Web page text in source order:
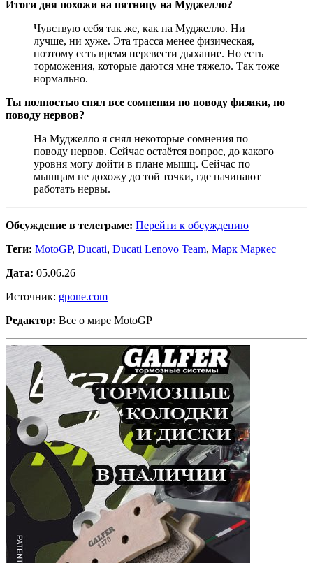
Итоги дня похожи на пятницу на Муджелло?
Чувствую себя так же, как на Муджелло. Ни
лучше, ни хуже. Эта трасса менее физическая,
поэтому есть время перевести дыхание. Но есть
торможения, которые даются мне тяжело. Так тоже
нормально.
Ты полностью снял все сомнения по поводу физики, по
поводу нервов?
На Муджелло я снял некоторые сомнения по
поводу нервов. Сейчас остаётся вопрос, до какого
уровня могу дойти в плане мышц. Сейчас по
мышцам не дохожу до той точки, где начинают
работать нервы.
Обсуждение в телеграме: Перейти к обсуждению
Теги: MotoGP, Ducati, Ducati Lenovo Team, Марк Маркес
Дата: 05.06.26
Источник: gpone.com
Редактор: Все о мире MotoGP